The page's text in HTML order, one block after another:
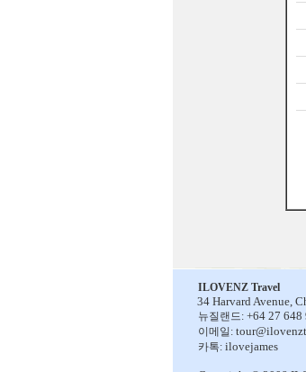
ILOVENZ Travel
34 Harvard Avenue,
뉴질랜드: +64 27 648
이메일:
카톡: ilovejames